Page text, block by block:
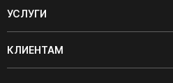
УСЛУГИ
КЛИЕНТАМ